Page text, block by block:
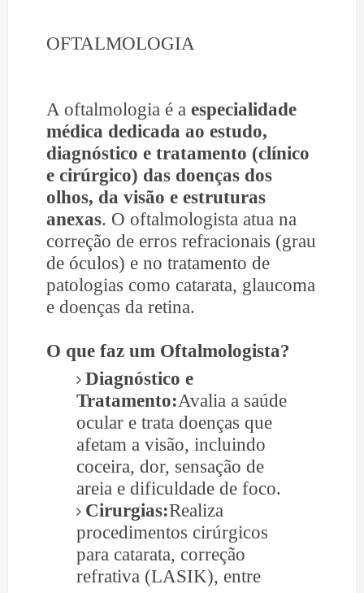
OFTALMOLOGIA
A oftalmologia é a especialidade
médica dedicada ao estudo,
diagnóstico e tratamento (clínico
e cirúrgico) das doenças dos
olhos, da visão e estruturas
anexas. O oftalmologista atua na
correção de erros refracionais (grau
de óculos) e no tratamento de
patologias como catarata, glaucoma
e doenças da retina.
O que faz um Oftalmologista?
Diagnóstico e
Tratamento:Avalia a saúde
ocular e trata doenças que
afetam a visão, incluindo
coceira, dor, sensação de
areia e dificuldade de foco.
Cirurgias:Realiza
procedimentos cirúrgicos
para catarata, correção
refrativa (LASIK), entre